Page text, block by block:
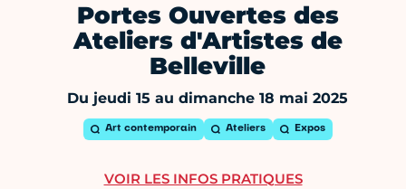
Portes Ouvertes des
Ateliers d'Artistes de
Belleville
Du jeudi 15 au dimanche 18 mai 2025
Art contemporain Ateliers Expos
VOIR LES INFOS PRATIQUES